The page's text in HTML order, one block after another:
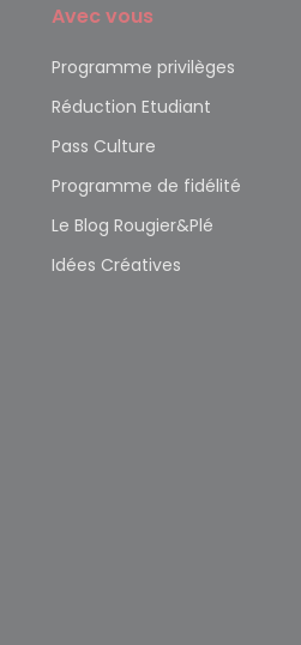
Avec vous
Programme privilèges
Réduction Etudiant
Pass Culture
Programme de fidélité
Le Blog Rougier&Plé
Idées Créatives